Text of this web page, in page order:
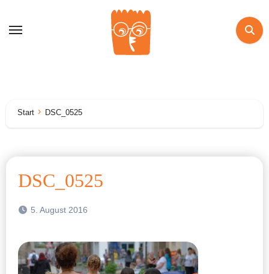
Inhalt
Start DSC_0525
DSC_0525
5. August 2016